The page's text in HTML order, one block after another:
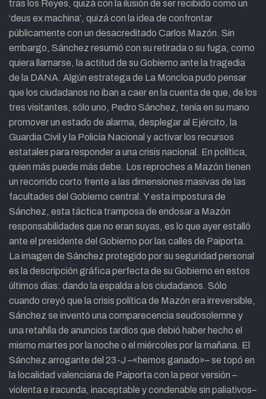
tras los Reyes, quizá con la ilusión de ser recibido como un
‘deus ex machina’, quizá con la idea de confrontar
públicamente con un desacreditado Carlos Mazón. Sin
embargo, Sánchez resumió con su retirada o su fuga, como
quiera llamarse, la actitud de su Gobierno ante la tragedia
de la DANA. Algún estratega de La Moncloa pudo pensar
que los ciudadanos no iban a caer en la cuenta de que, de los
tres visitantes, sólo uno, Pedro Sánchez, tenía en su mano
promover un estado de alarma, desplegar al Ejército, la
Guardia Civil y la Policía Nacional y activar los recursos
estatales para responder a una crisis nacional. En política,
quien más puede más debe. Los reproches a Mazón tienen
un recorrido corto frente a las dimensiones masivas de las
facultades del Gobierno central. Y esta impostura de
Sánchez, esta táctica tramposa de endosar a Mazón
responsabilidades que no eran suyas, es lo que ayer estalló
ante el presidente del Gobierno por las calles de Paiporta.
La imagen de Sánchez protegido por su seguridad personal
es la descripción gráfica perfecta de su Gobierno en estos
últimos días: dando la espalda a los ciudadanos. Sólo
cuando creyó que la crisis política de Mazón era irreversible,
Sánchez se inventó una comparecencia seudosolemne y
una retahíla de anuncios tardíos que debió haber hecho el
mismo martes por la noche o el miércoles por la mañana. El
Sánchez arrogante del 23-J –«hemos ganado»– se topó en
la localidad valenciana de Paiporta con la peor versión –
violenta e iracunda, inaceptable y condenable sin paliativos–